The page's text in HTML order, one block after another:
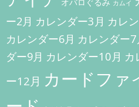
オバロぐるみ カムイ
ー2月 カレンダー3月 カレ
カレンダー6月 カレンダー7
ダー9月 カレンダー10月 カ
ー12月 カードファ